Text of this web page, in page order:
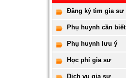
Đăng ký tìm gia sư
Phụ huynh cần biết
Phụ huynh lưu ý
Học phí gia sư
Dịch vụ gia sư